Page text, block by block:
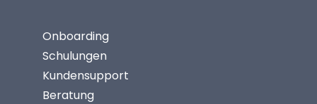
Onboarding
Schulungen
Kundensupport
Beratung